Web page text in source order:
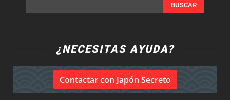
BUSCAR
¿NECESITAS AYUDA?
Contactar con Japón Secreto